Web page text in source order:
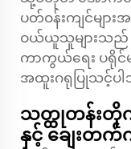
ပတ်ဝန်းကျင်မျ
ဝယ်ယူသူများသည်
ကာကွယ်ရေး ပရိုင်
အထူးဂရုပြုသင့်ပ
သတ္ထုတန်းတို
နှင့် ချေးတက်